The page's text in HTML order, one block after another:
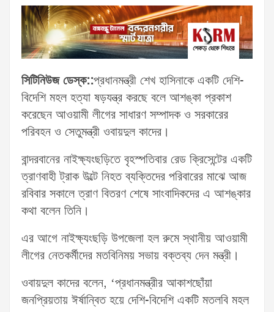
সিটিনিউজ ডেস্ক::প্রধানমন্ত্রী শেখ হাসিনাকে একটি দেশি-
বিদেশি মহল হত্যা ষড়যন্ত্র করছে বলে আশঙ্কা প্রকাশ
করেছেন আওয়ামী লীগের সাধারণ সম্পাদক ও সরকারের
পরিবহন ও সেতুমন্ত্রী ওবায়দুল কাদের।
বান্দরবানের নাইক্ষ্যংছড়িতে বৃহস্পতিবার রেড ক্রিসেন্টের একটি
ত্রাণবাহী ট্রাক উল্টে নিহত ব্যক্তিদের পরিবারের মাঝে আজ
রবিবার সকালে ত্রাণ বিতরণ শেষে সাংবাদিকদের এ আশঙ্কার
কথা বলেন তিনি।
এর আগে নাইক্ষ্যংছড়ি উপজেলা হল রুমে স্থানীয় আওয়ামী
লীগের নেতকর্মীদের মতবিনিময় সভায় বক্তব্য দেন মন্ত্রী।
ওবায়দুল কাদের বলেন, ‘প্রধানমন্ত্রীর আকাশছোঁয়া
জনপ্রিয়তায় ঈর্ষান্বিত হয়ে দেশি-বিদেশি একটি মতলবি মহল